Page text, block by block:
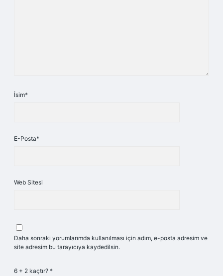
İsim*
E-Posta*
Web Sitesi
Daha sonraki yorumlarımda kullanılması için adım, e-posta adresim ve
site adresim bu tarayıcıya kaydedilsin.
6 + 2 kaçtır? *